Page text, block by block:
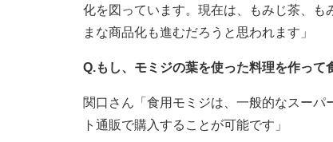
化を図っています。現在は、もみじ茶、
まな商品化も進むだろうと思われます」
Q.もし、モミジの葉を使った料理を作って
関口さん「食用モミジは、一般的なスー
ト通販で購入することが可能です」